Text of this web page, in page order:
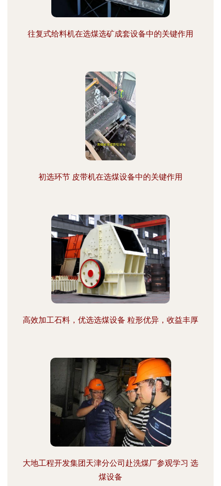
往复式给料机在选煤选矿成套设备中的关键作用
初选环节 皮带机在选煤设备中的关键作用
高效加工石料，优选选煤设备 粒形优异，收益丰厚
大地工程开发集团天津分公司赴洗煤厂参观学习 选
煤设备